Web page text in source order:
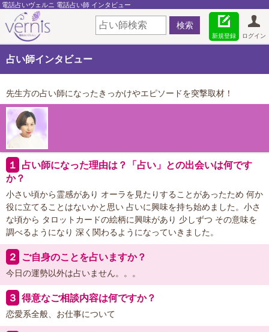
電話占いヴェルニ 電話占い師 インタビュー
ログイン
新規登録
占い師インタビュー
先生方の占い師になったきっかけやエピソードを突撃取材！
１ 占い師になった理由は？「占い」との出会いは何です
か？
小さい頃から霊感があり オーラを見たりすることがあったため 何か
役に立てることはないかと思い 占いに興味を持ち始めました。小さ
な頃から タロットカードの絵柄に興味があり 少しずつ その意味を
調べるようになり 深く関わるようになっていきました。
２ ご自身のことを占いますか？
今日の運勢以外は占いません。。。
３ 得意なご相談内容は何ですか？
恋愛系全般、お仕事について